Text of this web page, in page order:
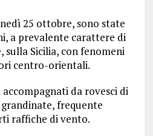
25 ottobre, sono state
a prevalente carattere di
sulla Sicilia, con fenomeni
centro-orientali.
da rovesci di
frequente
raffiche di vento.